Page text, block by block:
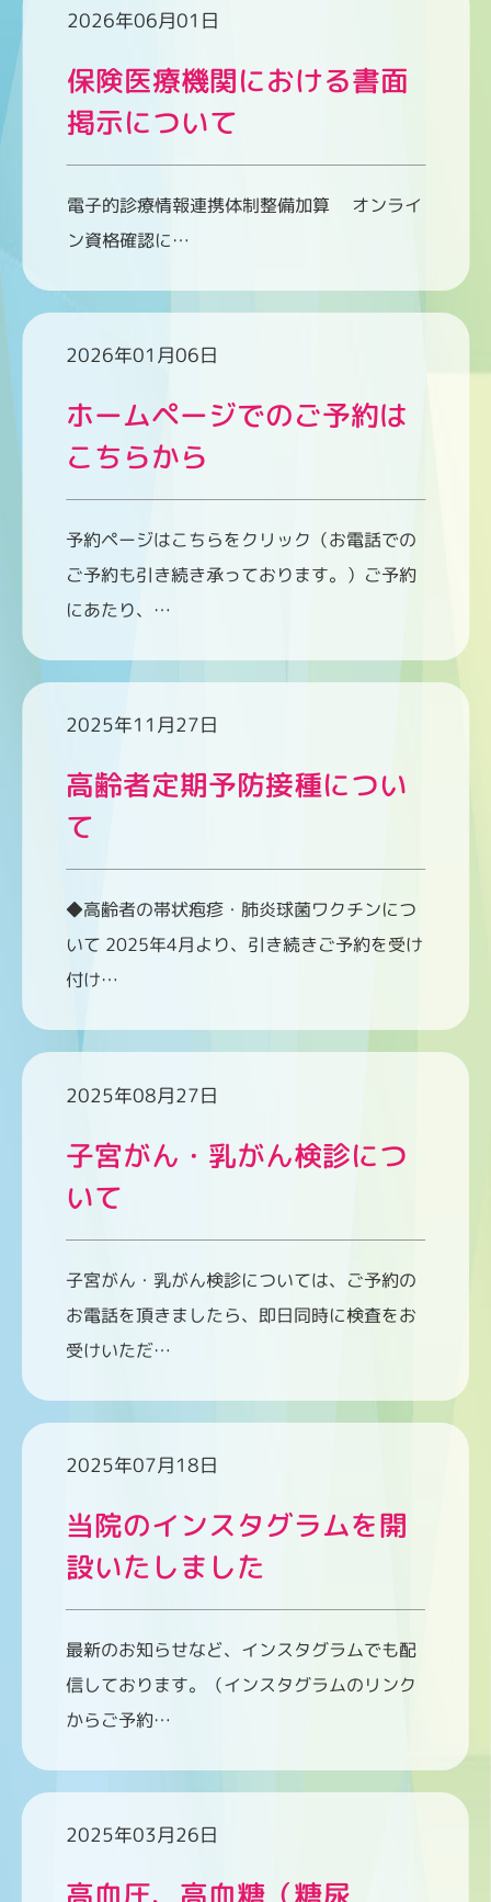
2026年06月01日
保険医療機関における書面
掲示について
電子的診療情報連携体制整備加算 オンライ
ン資格確認に…
2026年01月06日
ホームページでのご予約は
こちらから
予約ページはこちらをクリック（お電話での
ご予約も引き続き承っております。）ご予約
にあたり、…
2025年11月27日
高齢者定期予防接種につい
て
◆高齢者の帯状疱疹・肺炎球菌ワクチンにつ
いて 2025年4月より、引き続きご予約を受け
付け…
2025年08月27日
子宮がん・乳がん検診につ
いて
子宮がん・乳がん検診については、ご予約の
お電話を頂きましたら、即日同時に検査をお
受けいただ…
2025年07月18日
当院のインスタグラムを開
設いたしました
最新のお知らせなど、インスタグラムでも配
信しております。（インスタグラムのリンク
からご予約…
2025年03月26日
高血圧、高血糖（糖尿